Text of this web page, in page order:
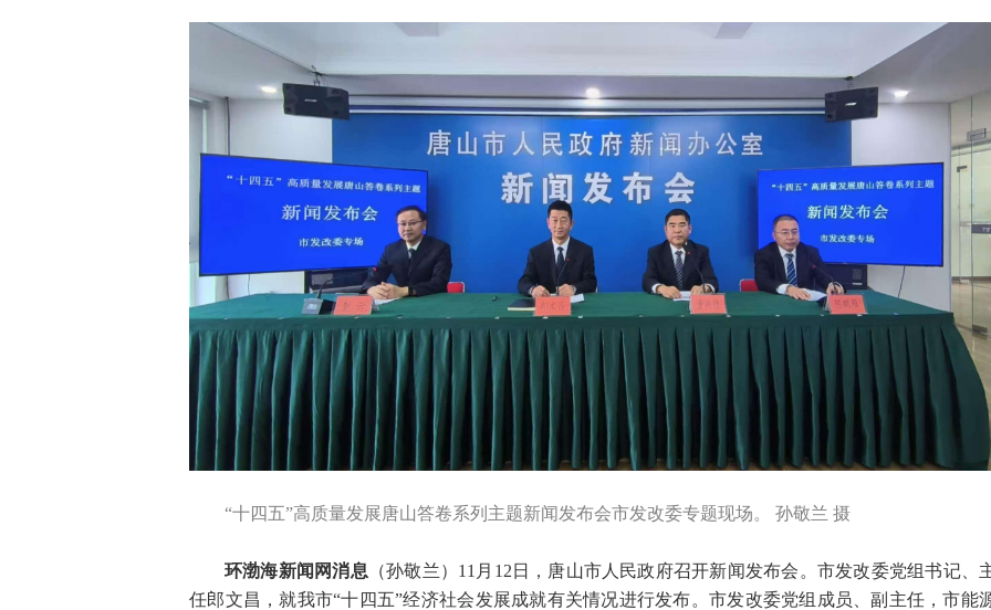
“十四五”高质量发展唐山答卷系列主题新闻发布会市发改委专题现场。 孙敬兰 摄
环渤海新闻网消息 （孙敬兰）11月12日，唐山市人民政府召开新闻发布会。市发改委党组书记、
任郎文昌，就我市“十四五”经济社会发展成就有关情况进行发布。市发改委党组成员、副主任，市能